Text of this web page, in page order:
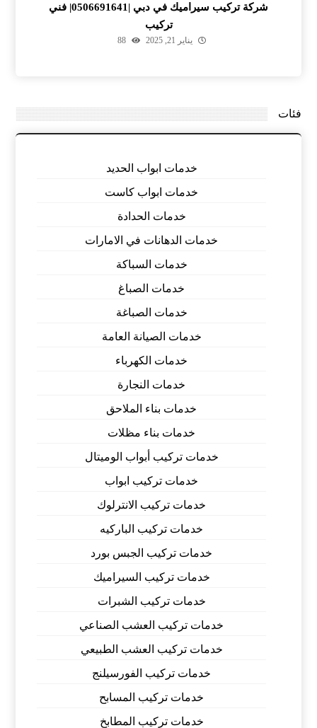
شركة تركيب سيراميك في دبي |0506691641| فني
تركيب
يناير 21, 2025 88
فئات
خدمات ابواب الحديد
خدمات ابواب كاست
خدمات الحدادة
خدمات الدهانات في الامارات
خدمات السباكة
خدمات الصباغ
خدمات الصباغة
خدمات الصيانة العامة
خدمات الكهرباء
خدمات النجارة
خدمات بناء الملاحق
خدمات بناء مظلات
خدمات تركيب أبواب الوميتال
خدمات تركيب ابواب
خدمات تركيب الانترلوك
خدمات تركيب الباركيه
خدمات تركيب الجبس بورد
خدمات تركيب السيراميك
خدمات تركيب الشبرات
خدمات تركيب العشب الصناعي
خدمات تركيب العشب الطبيعي
خدمات تركيب الفورسيلنج
خدمات تركيب المسابح
خدمات تركيب المطابخ